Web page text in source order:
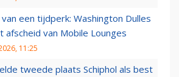
van een tijdperk: Washington Dulles
afscheid van Mobile Lounges
11:25
tweede plaats Schiphol als best